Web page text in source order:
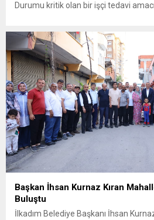
Durumu kritik olan bir işçi tedavi
ilçesine...
Başkan İhsan Kurnaz Kıran
Buluştu
İlkadım Belediye Başkanı İhsan